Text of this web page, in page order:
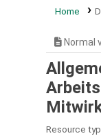
Home
Normal
Resource